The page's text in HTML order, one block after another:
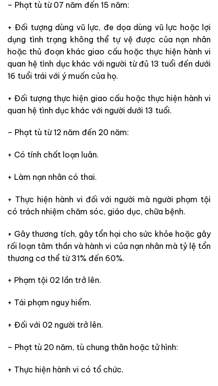
– Phạt tù từ 07 năm đến 15 năm:
+ Đối tượng dùng vũ lực, đe dọa dùng vũ lực hoặc lợi
dụng tình trạng không thể tự vệ được của nạn nhân
hoặc thủ đoạn khác giao cấu hoặc thực hiện hành vi
quan hệ tình dục khác với người từ đủ 13 tuổi đến dưới
16 tuổi trái với ý muốn của họ.
+ Đối tượng thực hiện giao cấu hoặc thực hiện hành vi
quan hệ tình dục khác với người dưới 13 tuổi.
– Phạt tù từ 12 năm đến 20 năm:
+ Có tính chất loạn luân.
+ Làm nạn nhân có thai.
+ Thực hiện hành vi đối với người mà người phạm tội
có trách nhiệm chăm sóc, giáo dục, chữa bệnh.
+ Gây thương tích, gây tổn hại cho sức khỏe hoặc gây
rối loạn tâm thần và hành vi của nạn nhân mà tỷ lệ tổn
thương cơ thể từ 31% đến 60%.
+ Phạm tội 02 lần trở lên.
+ Tái phạm nguy hiểm.
+ Đối với 02 người trở lên.
– Phạt tù 20 năm, tù chung thân hoặc tử hình:
+ Thực hiện hành vi có tổ chức.